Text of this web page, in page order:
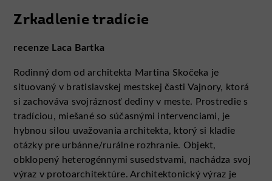
Zrkadlenie tradície
recenze Laca Bartka
Rodinný dom od architekta Martina Skočeka je
situovaný v bratislavskej mestskej časti Vajnory, ktorá
si zachováva svojráznosť dediny v meste. Prostredie s
tradíciou, miešané so súčasnými intervenciami, je
hybnou silou uvažovania architekta, ktorý si kladie
otázky pre urbánne/rurálne rozhranie. Objekt,
obklopený heterogénnymi susedstvami, nachádza svoj
výraz v protoarchitektúre. Architektonický výraz je